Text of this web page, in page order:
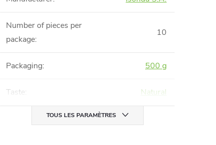
Number of pieces per
package:
10
Packaging: 500 g
Taste: Natural
TOUS LES PARAMÈTRES